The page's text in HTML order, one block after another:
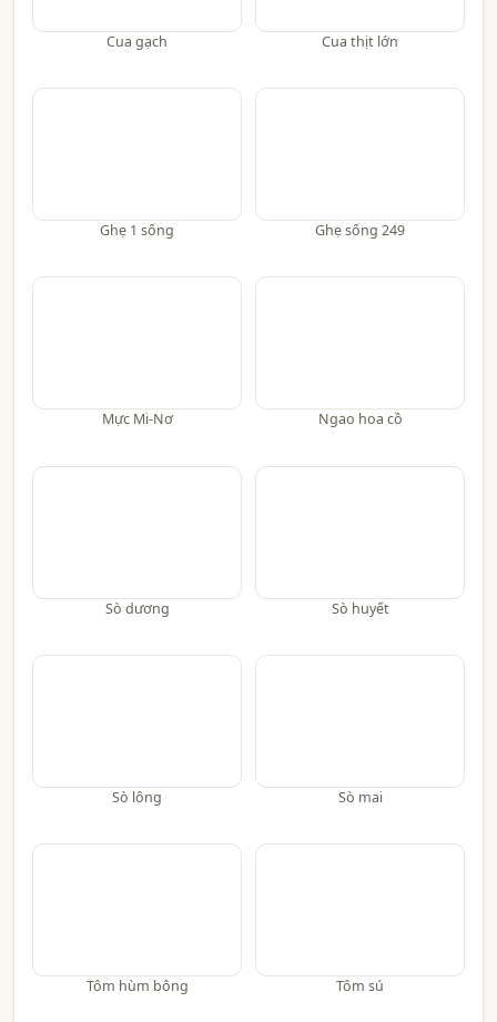
Cua gạch Cua thịt lớn
Ghẹ 1 sống Ghẹ sống 249
Mực Mi-Nơ Ngao hoa cồ
Sò dương Sò huyết
Sò lông Sò mai
Tôm hùm bông Tôm sú